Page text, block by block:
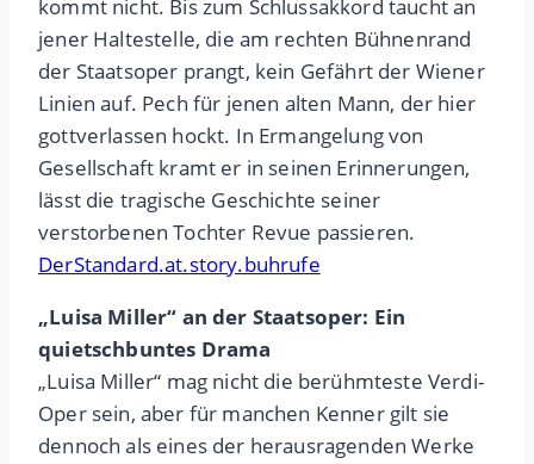
kommt nicht. Bis zum Schlussakkord taucht an
jener Haltestelle, die am rechten Bühnenrand
der Staatsoper prangt, kein Gefährt der Wiener
Linien auf. Pech für jenen alten Mann, der hier
gottverlassen hockt. In Ermangelung von
Gesellschaft kramt er in seinen Erinnerungen,
lässt die tragische Geschichte seiner
verstorbenen Tochter Revue passieren.
DerStandard.at.story.buhrufe
„Luisa Miller“ an der Staatsoper: Ein
quietschbuntes Drama
„Luisa Miller“ mag nicht die berühmteste Verdi-
Oper sein, aber für manchen Kenner gilt sie
dennoch als eines der herausragenden Werke